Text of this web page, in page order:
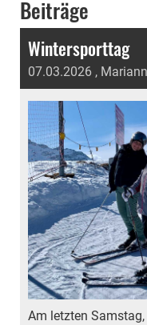
Beiträge
Wintersporttag
07.03.2026 ,
Am letzten